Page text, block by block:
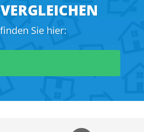
Sie hier: